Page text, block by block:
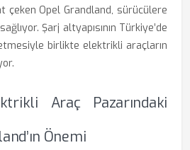
çeken Opel Grandland, sürücülere
Şarj altyapısının Türkiye’de
birlikte elektrikli araçların
Araç Pazarındaki
Önemi